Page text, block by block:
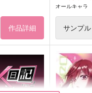
作品詳細
オールキャラ
サンプル